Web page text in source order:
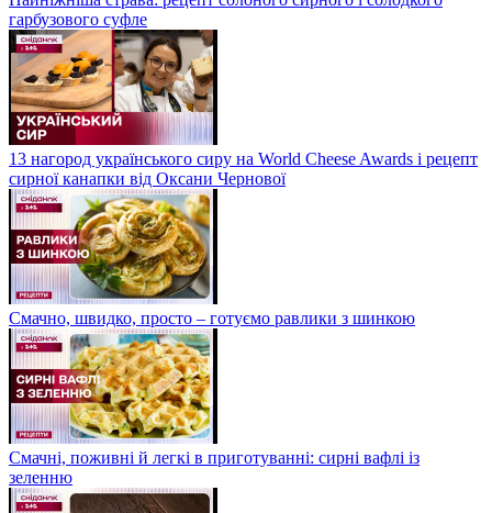
гарбузового суфле
13 нагород українського сиру на World Cheese Awards і рецепт
сирної канапки від Оксани Чернової
Смачно, швидко, просто – готуємо равлики з шинкою
Смачні, поживні й легкі в приготуванні: сирні вафлі із
зеленню